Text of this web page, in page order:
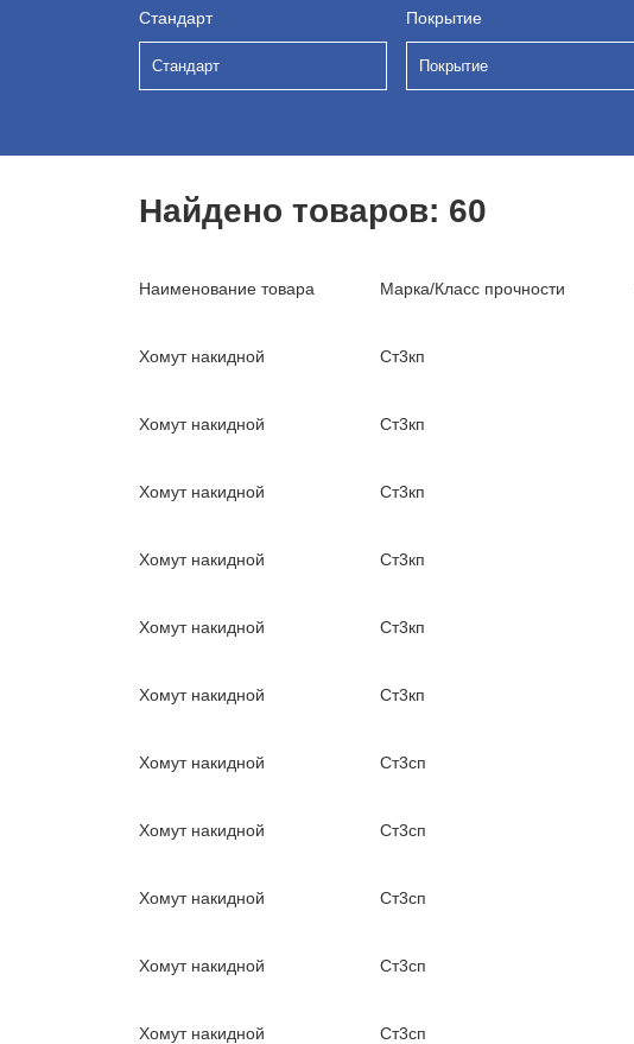
Стандарт
Стандарт
Покрытие
Покрытие
Найдено товаров: 60
Наименование товара Марка/Класс прочности
Хомут накидной Ст3кп
Хомут накидной Ст3кп
Хомут накидной Ст3кп
Хомут накидной Ст3кп
Хомут накидной Ст3кп
Хомут накидной Ст3кп
Хомут накидной Ст3сп
Хомут накидной Ст3сп
Хомут накидной Ст3сп
Хомут накидной Ст3сп
Хомут накидной Ст3сп